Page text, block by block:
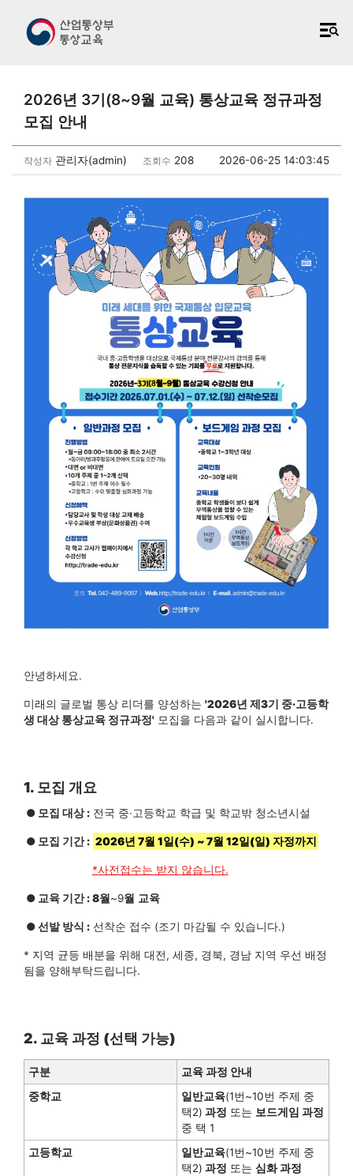
2026년 3기(8~9월 교육) 통상교육 정규과정
모집 안내
작성자 관리자(admin) 조회수 208 2026-06-25 14:03:45
안녕하세요.
미래의 글로벌 통상 리더를 양성하는 '2026년 제3기 중·고등학
생 대상 통상교육 정규과정' 모집을 다음과 같이 실시합니다.
1. 모집 개요
● 모집 대상 : 전국 중·고등학교 학급 및 학교밖 청소년시설
● 모집 기간 : 2026년 7월 1일(수) ~ 7월 12일(일) 자정까지
*사전접수는 받지 않습니다.
● 교육 기간 : 8월 ~9월 교육
●선발 방식 : 선착순 접수 (조기 마감될 수 있습니다.)
* 지역 균등 배분을 위해 대전, 세종, 경북, 경남 지역 우선 배정
됨을 양해부탁드립니다.
2. 교육 과정 (선택 가능)
구분
교육 과정 안내
중학교
일반교육(1번~10번 주제 중
택2) 과정 또는 보드게임 과정
중 택 1
고등학교
일반교육(1번~10번 주제 중
택2) 과정 또는심화 과정